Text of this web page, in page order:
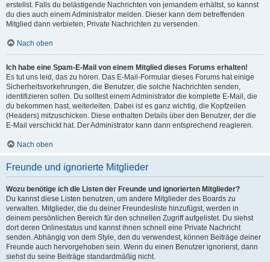
erstellst. Falls du belästigende Nachrichten von jemandem erhältst, so kannst
du dies auch einem Administrator melden. Dieser kann dem betreffenden
Mitglied dann verbieten, Private Nachrichten zu versenden.
Nach oben
Ich habe eine Spam-E-Mail von einem Mitglied dieses Forums erhalten!
Es tut uns leid, das zu hören. Das E-Mail-Formular dieses Forums hat einige
Sicherheitsvorkehrungen, die Benutzer, die solche Nachrichten senden,
identifizieren sollen. Du solltest einem Administrator die komplette E-Mail, die
du bekommen hast, weiterleiten. Dabei ist es ganz wichtig, die Kopfzeilen
(Headers) mitzuschicken. Diese enthalten Details über den Benutzer, der die
E-Mail verschickt hat. Der Administrator kann dann entsprechend reagieren.
Nach oben
Freunde und ignorierte Mitglieder
Wozu benötige ich die Listen der Freunde und ignorierten Mitglieder?
Du kannst diese Listen benutzen, um andere Mitglieder des Boards zu
verwalten. Mitglieder, die du deiner Freundesliste hinzufügst, werden in
deinem persönlichen Bereich für den schnellen Zugriff aufgelistet. Du siehst
dort deren Onlinestatus und kannst ihnen schnell eine Private Nachricht
senden. Abhängig von dem Style, den du verwendest, können Beiträge deiner
Freunde auch hervorgehoben sein. Wenn du einen Benutzer ignorierst, dann
siehst du seine Beiträge standardmäßig nicht.